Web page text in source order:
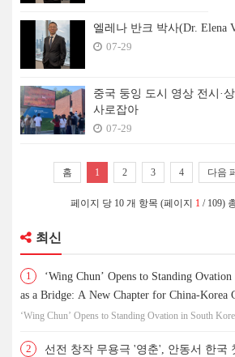
엘레나 반크 박사(Dr. Elena
07-29
중국 둥잉 도시 영상 전시·
사로잡아
07-29
홈 1 2 3 4 다음
페이지 당 10 개 항목 (페이지 1/ 109)
최신
1
‘Wing Chun’ Opens to Standing
as a Bridge: A New Chapter for China-Korea
‘Wing Chun’ Opens to Standing Ovation in South
2 선전 창작 무용극 '영춘', 안동서 한국